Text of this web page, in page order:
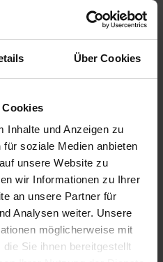
Über Cookies
Cookies
Inhalte und Anzeigen zu
soziale Medien anbieten
unsere Website zu
wir Informationen zu Ihrer
an unsere Partner für
Analysen weiter. Unsere
möglicherweise mit
Sie ihnen bereitgestellt